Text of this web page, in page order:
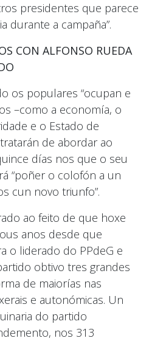
presidentes que parece
durante a campaña”.
CON ALFONSO RUEDA
os populares “ocupan e
–como a economía, o
e o Estado de
de abordar ao
días nos que o seu
“poñer o colofón a un
cun novo triunfo”.
ao feito de que hoxe
anos desde que
o liderado do PPdeG e
obtivo tres grandes
de maiorías nas
e autonómicas. Un
do partido
nos 313